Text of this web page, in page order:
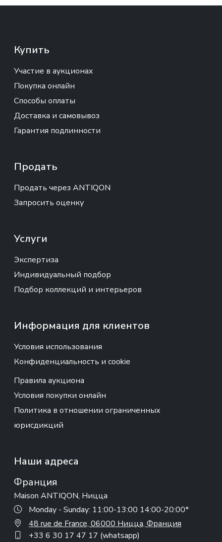
Купить
Участие в аукционах
Покупка онлайн
Способы оплаты
Доставка и самовывоз
Гарантия подлинности
Продать
Продать через ANTIQON
Запросить оценку
Услуги
Экспертиза
Индивидуальный подбор
Подбор коллекций и интерьеров
Информация для клиентов
Условия использования
Конфиденциальность и cookie
Правила аукциона
Условия покупки онлайн
Политика в отношении ограниченных
юрисдикций
Наши адреса
Франция
Maison ANTIQON, Ницца
Monday - Sunday: 11:00-13:00 14:00-20:00*
48 rue de France, 06000 Ницца, Франция
+33 6 30 17 47 17 (whatsapp)